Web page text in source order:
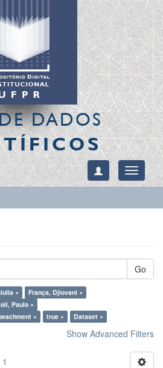
DADOS
Toggle
Go
×
França, Djiovani ×
Paulo ×
×
true × Dataset ×
Show Advanced Filters